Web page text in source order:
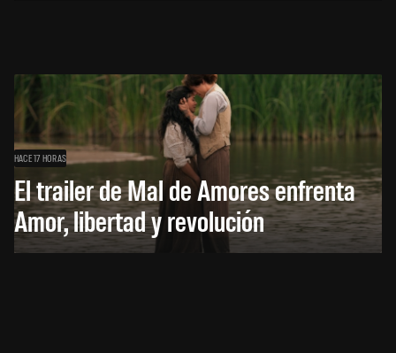
HACE 17 HORAS
El trailer de Mal de Amores enfrenta
Amor, libertad y revolución